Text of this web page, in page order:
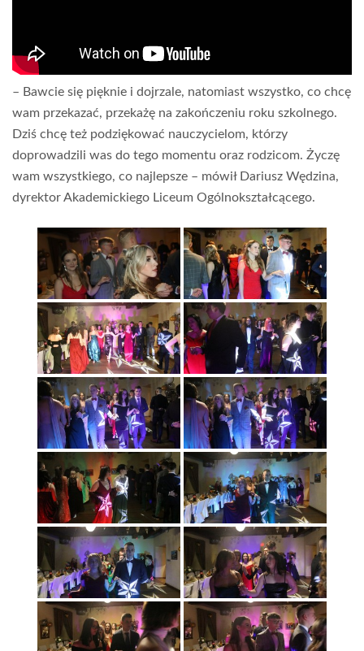
– Bawcie się pięknie i dojrzale, natomiast wszystko, co chcę
wam przekazać, przekażę na zakończeniu roku szkolnego.
Dziś chcę też podziękować nauczycielom, którzy
doprowadzili was do tego momentu oraz rodzicom. Życzę
wam wszystkiego, co najlepsze – mówił Dariusz Wędzina,
dyrektor Akademickiego Liceum Ogólnokształcącego.